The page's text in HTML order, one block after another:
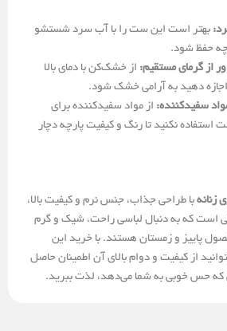
بهتر است این ست را با آب سرد شستشو
حفظ شود.
از گرمای مستقیم: از خشک‌کن با دمای بالا
اجازه دهید به آرامی خشک شود.
سفیدکننده: از مواد سفیدکننده برای
نکنید تا رنگ و کیفیت پارچه دچار
زنانه با طراحی جذاب، جنس نرم و کیفیت بالا،
است که به دنبال لباسی راحت، شیک و گرم
پاییز و زمستان هستند. با خرید این
از کیفیت و دوام بالای آن اطمینان حاصل
که حس خوبی به شما می‌دهد، لذت ببرید.